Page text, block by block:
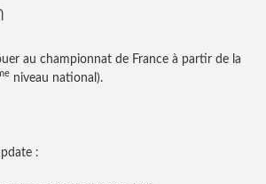
au championnat de France à partir de la
niveau national).
: